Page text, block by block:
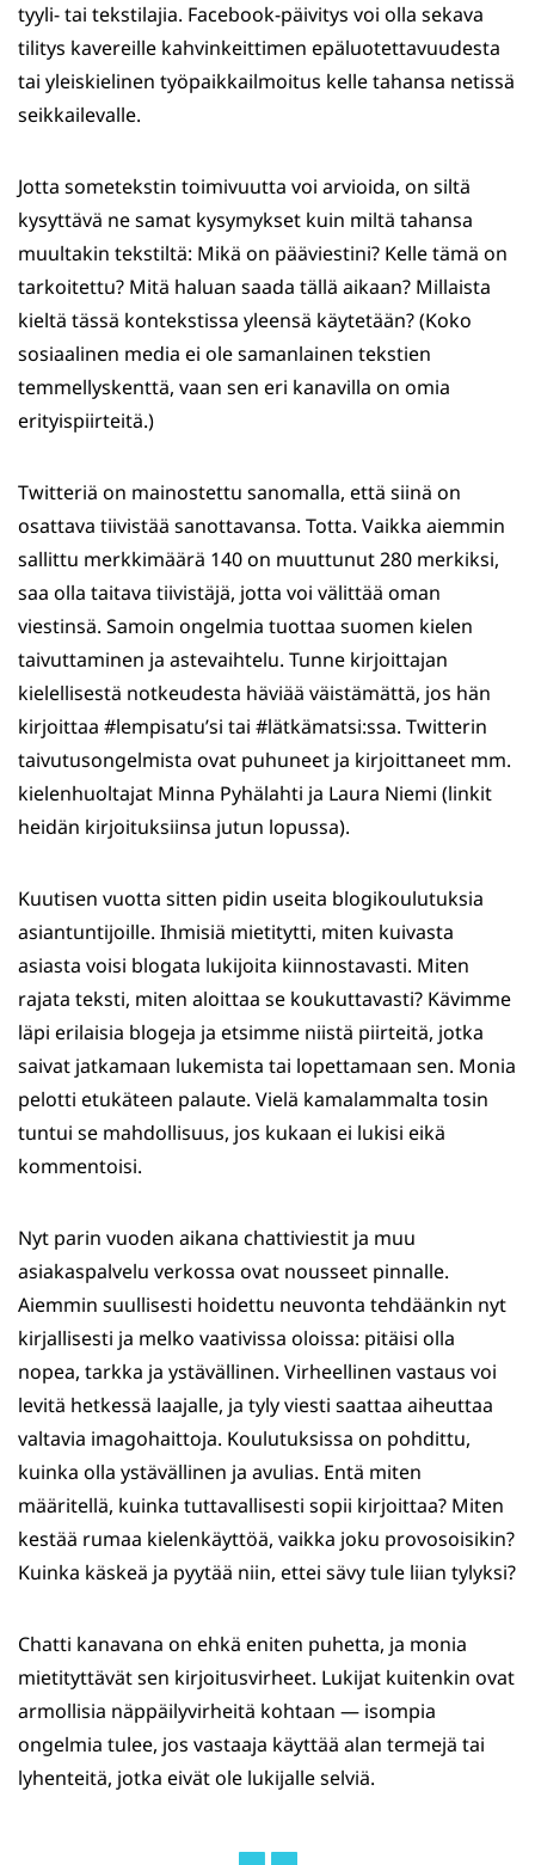
tyyli- tai tekstilajia. Facebook-päivitys voi olla sekava
tilitys kavereille kahvinkeittimen epäluotettavuudesta
tai yleiskielinen työpaikkailmoitus kelle tahansa netissä
seikkailevalle.
Jotta sometekstin toimivuutta voi arvioida, on siltä
kysyttävä ne samat kysymykset kuin miltä tahansa
muultakin tekstiltä: Mikä on pääviestini? Kelle tämä on
tarkoitettu? Mitä haluan saada tällä aikaan? Millaista
kieltä tässä kontekstissa yleensä käytetään? (Koko
sosiaalinen media ei ole samanlainen tekstien
temmellyskenttä, vaan sen eri kanavilla on omia
erityispiirteitä.)
Twitteriä on mainostettu sanomalla, että siinä on
osattava tiivistää sanottavansa. Totta. Vaikka aiemmin
sallittu merkkimäärä 140 on muuttunut 280 merkiksi,
saa olla taitava tiivistäjä, jotta voi välittää oman
viestinsä. Samoin ongelmia tuottaa suomen kielen
taivuttaminen ja astevaihtelu. Tunne kirjoittajan
kielellisestä notkeudesta häviää väistämättä, jos hän
kirjoittaa #lempisatu’si tai #lätkämatsi:ssa. Twitterin
taivutusongelmista ovat puhuneet ja kirjoittaneet mm.
kielenhuoltajat Minna Pyhälahti ja Laura Niemi (linkit
heidän kirjoituksiinsa jutun lopussa).
Kuutisen vuotta sitten pidin useita blogikoulutuksia
asiantuntijoille. Ihmisiä mietitytti, miten kuivasta
asiasta voisi blogata lukijoita kiinnostavasti. Miten
rajata teksti, miten aloittaa se koukuttavasti? Kävimme
läpi erilaisia blogeja ja etsimme niistä piirteitä, jotka
saivat jatkamaan lukemista tai lopettamaan sen. Monia
pelotti etukäteen palaute. Vielä kamalammalta tosin
tuntui se mahdollisuus, jos kukaan ei lukisi eikä
kommentoisi.
Nyt parin vuoden aikana chattiviestit ja muu
asiakaspalvelu verkossa ovat nousseet pinnalle.
Aiemmin suullisesti hoidettu neuvonta tehdäänkin nyt
kirjallisesti ja melko vaativissa oloissa: pitäisi olla
nopea, tarkka ja ystävällinen. Virheellinen vastaus voi
levitä hetkessä laajalle, ja tyly viesti saattaa aiheuttaa
valtavia imagohaittoja. Koulutuksissa on pohdittu,
kuinka olla ystävällinen ja avulias. Entä miten
määritellä, kuinka tuttavallisesti sopii kirjoittaa? Miten
kestää rumaa kielenkäyttöä, vaikka joku provosoisikin?
Kuinka käskeä ja pyytää niin, ettei sävy tule liian tylyksi?
Chatti kanavana on ehkä eniten puhetta, ja monia
mietityttävät sen kirjoitusvirheet. Lukijat kuitenkin ovat
armollisia näppäilyvirheitä kohtaan — isompia
ongelmia tulee, jos vastaaja käyttää alan termejä tai
lyhenteitä, jotka eivät ole lukijalle selviä.